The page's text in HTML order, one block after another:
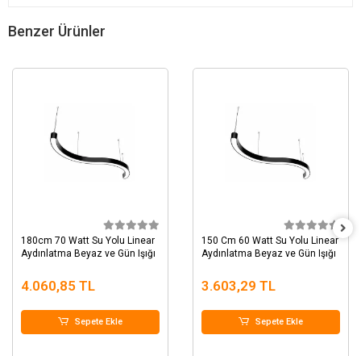
Benzer Ürünler
180cm 70 Watt Su Yolu Linear
Aydınlatma Beyaz ve Gün Işığı
4.060,85 TL
Sepete Ekle
150 Cm 60 Watt Su Yolu Linear
Aydınlatma Beyaz ve Gün Işığı
3.603,29 TL
Sepete Ekle